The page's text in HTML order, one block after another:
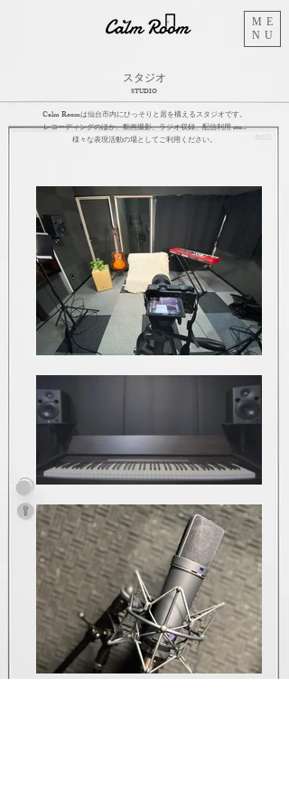
ME
NU
スタジオ
STUDIO
Calm Roomは仙台市内にひっそりと居を構えるスタジオです。
レコーディングのほか、動画撮影、ラジオ収録、配信利用 etc...
様々な表現活動の場としてご利用ください。